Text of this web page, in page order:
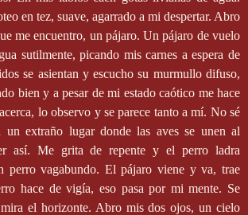
en tez, suave, agarrado a mi despertar. Abro
me encuentro, un pájaro. Un pájaro de vuelo
sutilmente, picando mis carnes a espera de
se asientan y escucho su murmullo difuso,
bien y a pesar de mi estado caótico me hace
lo observo y se parece tanto a mí. No sé
un extraño lugar donde las aves se unen al
así. Me grita de repente y el perro ladra
perro vagabundo. El pájaro viene y va, trae
hace de vigía, eso pasa por mi mente. Se
el horizonte. Abro mis dos ojos, un cielo